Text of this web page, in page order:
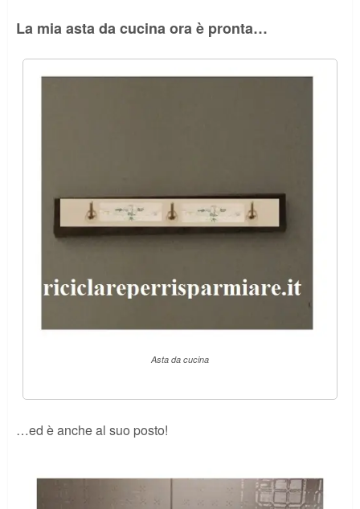
La mia asta da cucina ora è pronta…
Asta da cucina
…ed è anche al suo posto!